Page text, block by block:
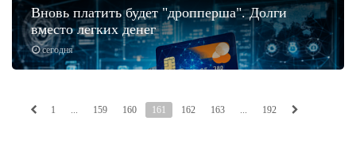
сегодня
Вновь платить будет "дропперша". Долги
вместо легких денег
1 159 160 161 162 163 192